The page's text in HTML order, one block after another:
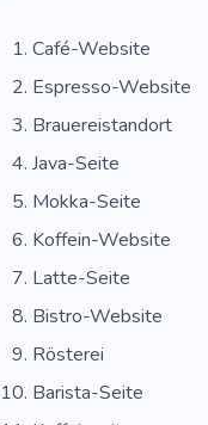
Café-Website
Espresso-Website
Brauereistandort
Java-Seite
Mokka-Seite
Koffein-Website
Latte-Seite
Bistro-Website
Rösterei
Barista-Seite